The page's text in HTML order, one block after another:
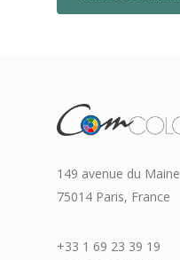
149 avenue du Maine
75014 Paris, France
+33 1 69 23 39 19